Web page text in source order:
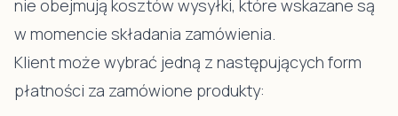
nie obejmują kosztów wysyłki, które wskazane są
w momencie składania zamówienia.
Klient może wybrać jedną z następujących form
płatności za zamówione produkty: